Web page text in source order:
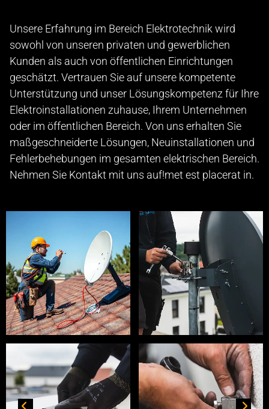
Unsere Erfahrung im Bereich Elektrotechnik wird
sowohl von unseren privaten und gewerblichen
Kunden als auch von öffentlichen Einrichtungen
geschätzt. Vertrauen Sie auf unsere kompetente
Unterstützung und unser Lösungskompetenz für Ihre
Elektroinstallationen zuhause, Ihrem Unternehmen
oder im öffentlichen Bereich. Von uns erhalten Sie
maßgeschneiderte Lösungen, Neuinstallationen und
Fehlerbehebungen im gesamten elektrischen Bereich.
Nehmen Sie Kontakt mit uns auf!met est placerat in.